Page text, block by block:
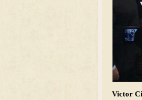
Victor